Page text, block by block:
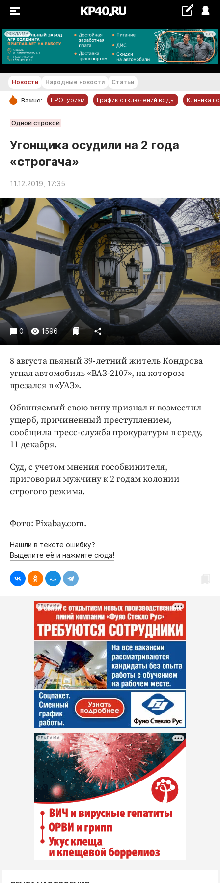
РЕКЛАМА
+16...+17 °С
РУБРИКИ
Новости компаний
Статьи
Народные новости
Авто и транспорт
Благоустройство
Криминал
Культура
Недвижимость и ЖКХ
Образование
Общество
Погода
Праздники
Происшествия
Спорт
Экономика и бизнес
ПРОЕКТЫ
Издания
Медиаперсона
Интересное чтиво
Бренд года
Работодатель года
Новости Народные новости Статьи
Важно: ПРОтуризм График отключений воды Клиника
Одной строкой
Угонщика осудили на 2 года
«строгача»
11.12.2019, 17:35
0 1596
8 августа пьяный 39-летний житель Кондрова
угнал автомобиль «ВАЗ-2107», на котором
врезался в «УАЗ».
Обвиняемый свою вину признал и возместил
ущерб, причиненный преступлением,
сообщила пресс-служба прокуратуры в среду,
11 декабря.
Суд, с учетом мнения гособвинителя,
приговорил мужчину к 2 годам колонии
строгого режима.
Фото: Pixabay.com.
Нашли в тексте ошибку?
Выделите её и нажмите сюда!
РЕКЛАМА
РЕКЛАМА